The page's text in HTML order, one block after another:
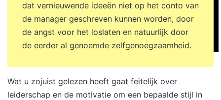
dat vernieuwende ideeën niet op het conto van
de manager geschreven kunnen worden, door
de angst voor het loslaten en natuurlijk door
de eerder al genoemde zelfgenoegzaamheid.
Wat u zojuist gelezen heeft gaat feitelijk over
leiderschap en de motivatie om een bepaalde stijl in